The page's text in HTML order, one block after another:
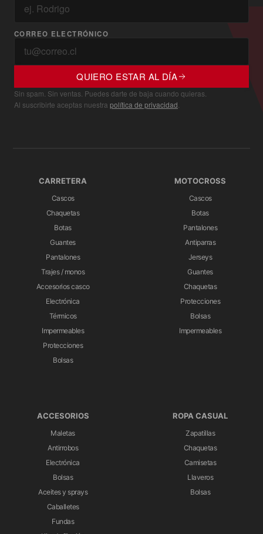
CORREO ELECTRÓNICO
QUIERO ESTAR AL DÍA
Sin spam. Sin ventas. Puedes darte de baja cuando quieras.
Al suscribirte aceptas nuestra política de privacidad
CARRETERA
Cascos
Chaquetas
Botas
Guantes
Pantalones
Trajes / monos
Accesorios casco
Electrónica
Térmicos
Impermeables
Protecciones
Bolsas
MOTOCROSS
Cascos
Botas
Pantalones
Antiparras
Jerseys
Guantes
Chaquetas
Protecciones
Bolsas
Impermeables
ACCESORIOS
Maletas
Antirrobos
Electrónica
Bolsas
Aceites y sprays
Caballetes
Fundas
ROPA CASUAL
Zapatillas
Chaquetas
Camisetas
Llaveros
Bolsas